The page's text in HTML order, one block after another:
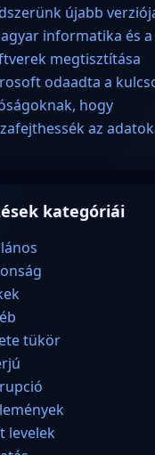
újabb
informatika és a
megtisztítása
odaadta a
hogy
az
kategóriái
tükör
levelek